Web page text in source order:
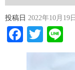
投稿日 2022年10月19日